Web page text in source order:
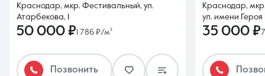
Краснодар, мкр. Фестивальный, ул.
Атарбекова, 1
50 000 ₽ 1 786 ₽/м²
Позвонить
Краснодар,
ул. имени Героя
35 000 ₽